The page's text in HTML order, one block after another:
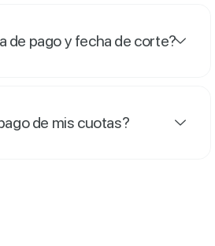
de pago y fecha de corte?
de mis cuotas?